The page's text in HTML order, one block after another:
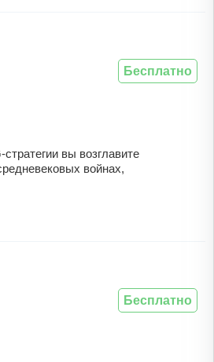
вы возглавите
войнах,
Бесплатно
Бесплатно